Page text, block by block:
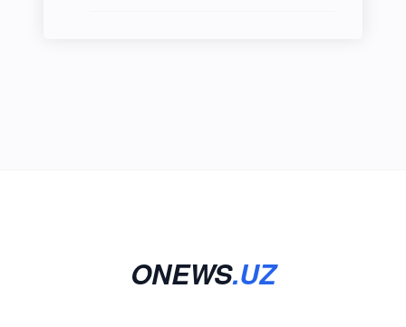
ONEWS.UZ